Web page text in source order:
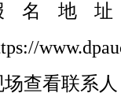
名地
场查看联系